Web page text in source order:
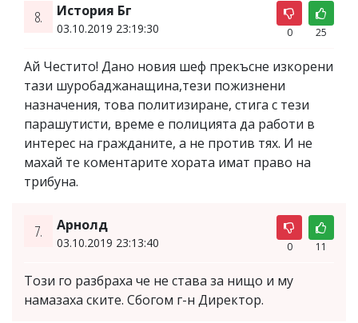
8. История Бг
03.10.2019 23:19:30 0 25
Ай Честито! Дано новия шеф прекъсне изкорени
тази шуробаджанащина,тези пожизнени
назначения, това политизиране, стига с тези
парашутисти, време е полицията да работи в
интерес на гражданите, а не против тях. И не
махай те коментарите хората имат право на
трибуна.
7. Арнолд
03.10.2019 23:13:40 0 11
Този го разбраха че не става за нищо и му
намазаха ските. Сбогом г-н Директор.